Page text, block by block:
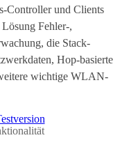
Controller und Clients
Fehler-,
die Stack-
Hop-basierte
wichtige WLAN-